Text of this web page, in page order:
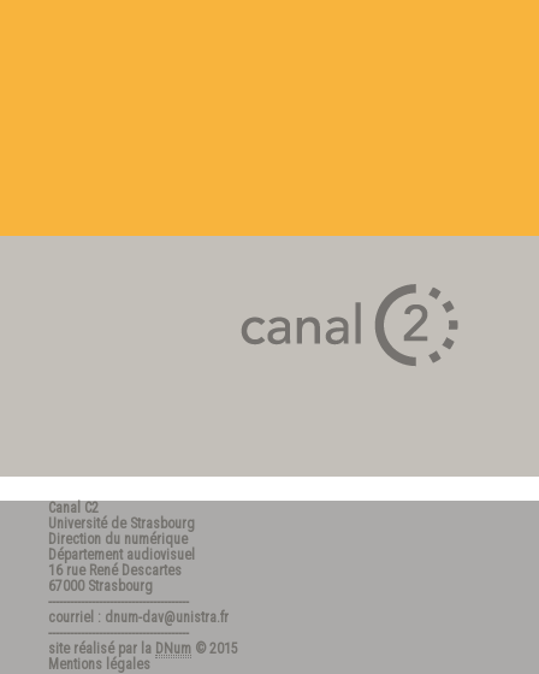
Canal C2
Université de Strasbourg
Direction du numérique
Département audiovisuel
16 rue René Descartes
67000 Strasbourg
---------------------------------------
courriel : dnum-dav@unistra.fr
---------------------------------------
site réalisé par la DNum © 2015
Mentions légales